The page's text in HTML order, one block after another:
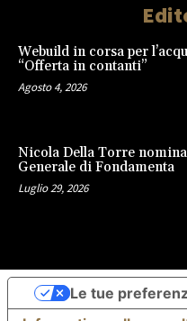
Webuild in corsa per
“Offerta in contanti”
Agosto 4, 2026
Nicola Della Torre
Generale di Fondamenta
Luglio 29, 2026
Le tue